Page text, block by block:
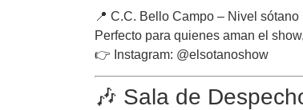
📍 C.C. Bello Campo – Nivel sótano
Perfecto para quienes aman el
👉 Instagram: @elsotanoshow
🎶 Sala de